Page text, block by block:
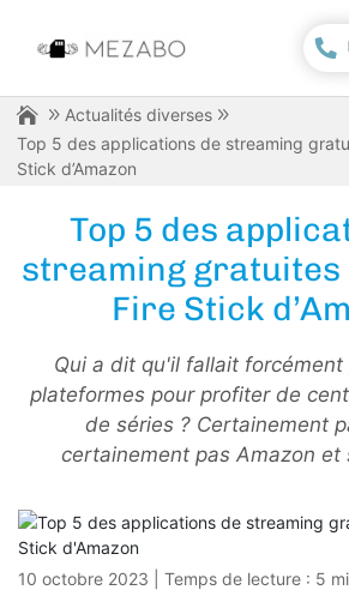
Actualités diverses
Top 5 des applications de streaming
Stick d’Amazon
Top 5 des
streaming gratuites
Fire Stick
Qui a dit qu'il fallait forcément
plateformes pour profiter de
de séries ? Certainement
certainement pas Amazon et
10 octobre 2023 Temps de lecture : 5